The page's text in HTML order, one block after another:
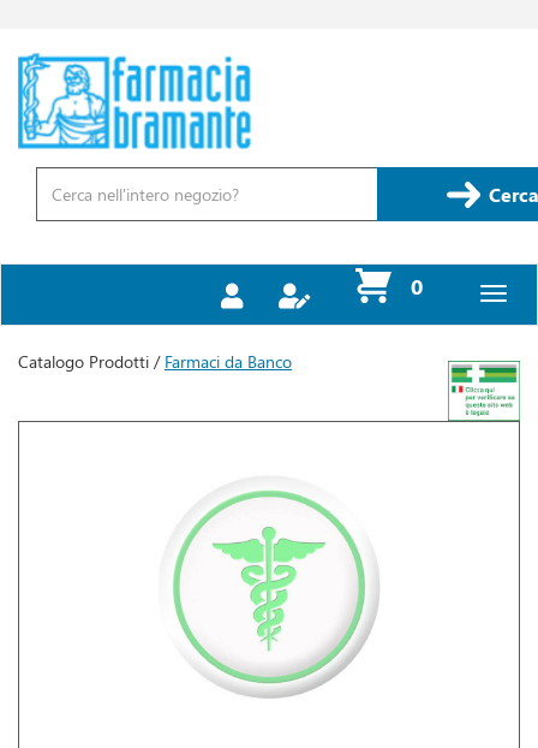
contenuto
principale
Farmacia
Bramante
Prodotto
0prodotti
inseriti
Catalogo Prodotti / Farmaci da Banco